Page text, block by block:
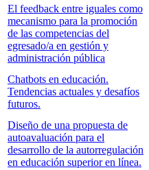
El feedback entre iguales como
mecanismo para la promoción
de las competencias del
egresado/a en gestión y
administración pública
Chatbots en educación.
Tendencias actuales y desafíos
futuros.
Diseño de una propuesta de
autoavaluación para el
desarrollo de la autorregulación
en educación superior en línea.